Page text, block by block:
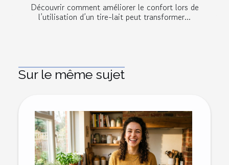
Découvrir comment améliorer le confort lors de
l’utilisation d’un tire-lait peut transformer...
Sur le même sujet